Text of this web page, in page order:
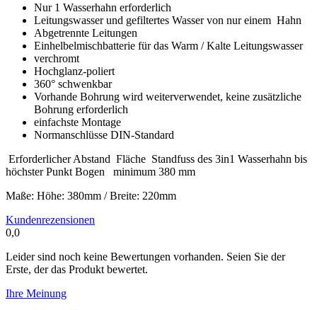
Nur 1 Wasserhahn erforderlich
Leitungswasser und gefiltertes Wasser von nur einem Hahn
Abgetrennte Leitungen
Einhelbelmischbatterie für das Warm / Kalte Leitungswasser
verchromt
Hochglanz-poliert
360° schwenkbar
Vorhande Bohrung wird weiterverwendet, keine zusätzliche
Bohrung erforderlich
einfachste Montage
Normanschlüsse DIN-Standard
Erforderlicher Abstand Fläche Standfuss des 3in1 Wasserhahn bis
höchster Punkt Bogen minimum 380 mm
Maße: Höhe: 380mm / Breite: 220mm
Kundenrezensionen
0,0
Leider sind noch keine Bewertungen vorhanden. Seien Sie der
Erste, der das Produkt bewertet.
Ihre Meinung